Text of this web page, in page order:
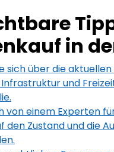
in
sich über die
Infrastruktur und
von einem Experten
den Zustand und die